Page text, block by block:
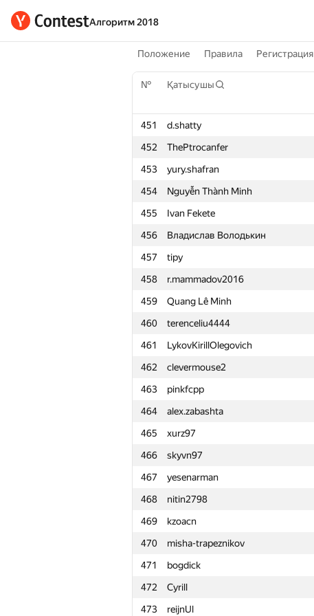
Алгоритм 2018
Положение Правила Регистрация
№ Қатысушы
451 d.shatty
452
ThePtrocanfer
453
yury.shafran
454
Nguyễn Thành Minh
455
Ivan Fekete
456
Владислав Володькин
457
tipy
458
r.mammadov2016
459
Quang Lê Minh
460
terenceliu4444
461
LykovKirillOlegovich
462
clevermouse2
463
pinkfcpp
464
alex.zabashta
465
xurz97
466
skyvn97
467
yesenarman
468
nitin2798
469
kzoacn
470
misha-trapeznikov
471
bogdick
472
Cyrill
473
reijnUl
Қатысушы